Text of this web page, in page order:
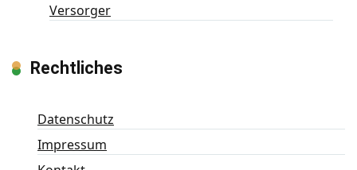
Versorger
Rechtliches
Datenschutz
Impressum